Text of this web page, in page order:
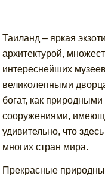
Таиланд – яркая
архитектурой,
интереснейших
великолепными
богат, как
сооружениями,
удивительно, что
многих стран мира.
Прекрасные